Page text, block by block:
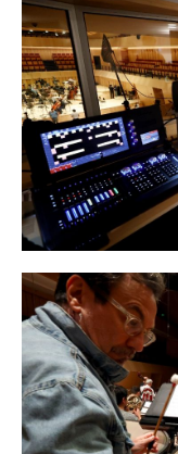
Equipos técnicos del
el registro desde la sala